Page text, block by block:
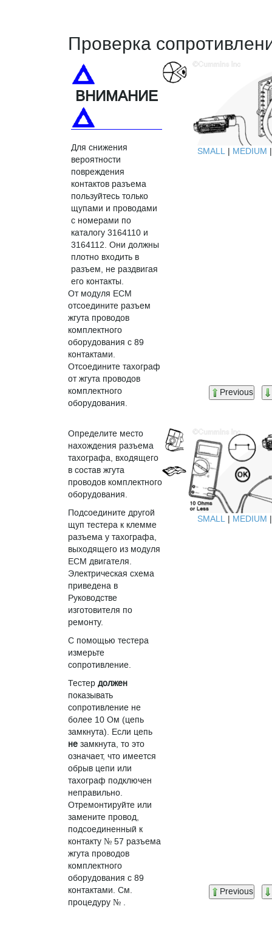
Проверка
ВНИМАНИЕ
Для снижения
вероятности
повреждения
контактов разъема
пользуйтесь только
щупами и проводами
с номерами по
каталогу 3164110 и
3164112. Они должны
плотно входить в
разъем, не раздвигая
его контакты.
От модуля ЕСМ
отсоедините разъем
жгута проводов
комплектного
оборудования с 89
контактами.
Отсоедините тахограф
от жгута проводов
комплектного
оборудования.
SMALL | MEDIUM
Previous
Определите место
нахождения разъема
тахографа, входящего
в состав жгута
проводов комплектного
оборудования.
Подсоедините другой
щуп тестера к клемме
разъема у тахографа,
выходящего из модуля
ECM двигателя.
Электрическая схема
приведена в
Руководстве
изготовителя по
ремонту.
С помощью тестера
измерьте
сопротивление.
Тестердолжен
показывать
сопротивление не
более 10 Ом (цепь
замкнута). Если цепь
не замкнута, то это
означает, что имеется
обрыв цепи или
тахограф подключен
неправильно.
Отремонтируйте или
замените провод,
подсоединенный к
контакту № 57 разъема
жгута проводов
комплектного
оборудования с 89
контактами. См.
процедуру № .
SMALL | MEDIUM
Previous